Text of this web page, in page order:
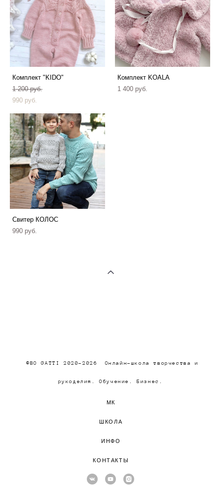
Комплект "KIDO"
1 200 pуб.
990 pуб.
Комплект KOALA
1 400 pуб.
Свитер КОЛОС
990 pуб.
©BO GATTI 2020-2026 Онлайн-школа творчества и
рукоделия. Обучение. Бизнес.
МК
ШКОЛА
ИНФО
КОНТАКТЫ